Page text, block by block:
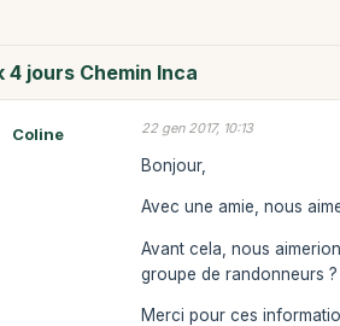
4 jours Chemin Inca
Coline 22 gen 2017, 10:13
Bonjour,
Avec une amie, nous
Avant cela, nous
groupe de randonneurs ?
Merci pour ces